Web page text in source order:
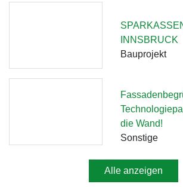
INNSBRUCK
Bauprojekt
die Wand!
Sonstige
Alle anzeigen